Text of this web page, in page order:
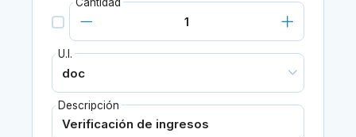
U.I.
Descripción